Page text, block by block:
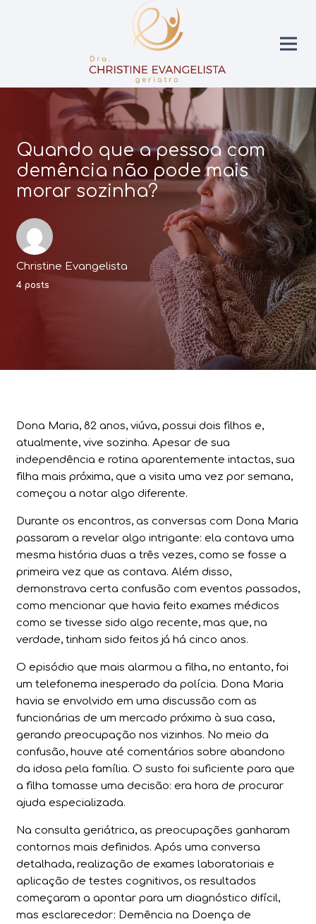
Quando que a pessoa com
demência não pode mais
morar sozinha?
Christine Evangelista
4 posts
Dona Maria, 82 anos, viúva, possui dois filhos e,
atualmente, vive sozinha. Apesar de sua
independência e rotina aparentemente intactas, sua
filha mais próxima, que a visita uma vez por semana,
começou a notar algo diferente.
Durante os encontros, as conversas com Dona Maria
passaram a revelar algo intrigante: ela contava uma
mesma história duas a três vezes, como se fosse a
primeira vez que as contava. Além disso,
demonstrava certa confusão com eventos passados,
como mencionar que havia feito exames médicos
como se tivesse sido algo recente, mas que, na
verdade, tinham sido feitos já há cinco anos.
O episódio que mais alarmou a filha, no entanto, foi
um telefonema inesperado da polícia. Dona Maria
havia se envolvido em uma discussão com as
funcionárias de um mercado próximo à sua casa,
gerando preocupação nos vizinhos. No meio da
confusão, houve até comentários sobre abandono
da idosa pela família. O susto foi suficiente para que
a filha tomasse uma decisão: era hora de procurar
ajuda especializada.
Na consulta geriátrica, as preocupações ganharam
contornos mais definidos. Após uma conversa
detalhada, realização de exames laboratoriais e
aplicação de testes cognitivos, os resultados
começaram a apontar para um diagnóstico difícil,
mas esclarecedor: Demência na Doença de